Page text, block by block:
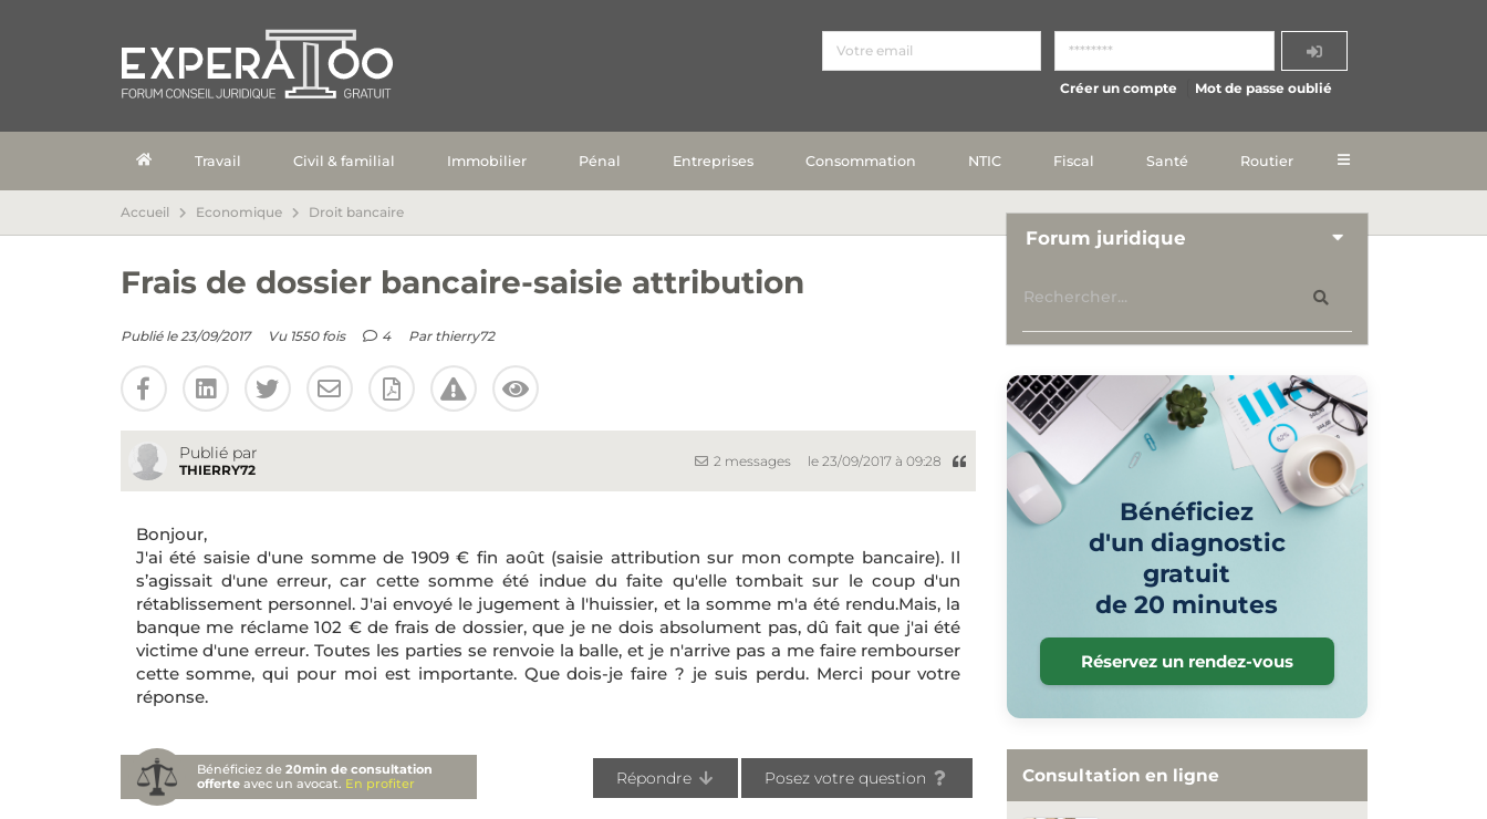
Créer un compte Mot de passe oublié
Travail Civil & familial Immobilier Pénal Entreprises Consommation NTIC Fiscal Santé Routier
Accueil Economique Droit bancaire
Frais de dossier bancaire-saisie attribution
Publié le 23/09/2017 Vu 1550 fois 4 Par thierry72
Publié par
THIERRY72
2 messages le 23/09/2017 à 09:28
Bonjour,
J'ai été saisie d'une somme de 1909 € fin août (saisie attribution sur mon compte bancaire). Il
s’agissait d'une erreur, car cette somme été indue du faite qu'elle tombait sur le coup d'un
rétablissement personnel. J'ai envoyé le jugement à l'huissier, et la somme m'a été rendu.Mais, la
banque me réclame 102 € de frais de dossier, que je ne dois absolument pas, dû fait que j'ai été
victime d'une erreur. Toutes les parties se renvoie la balle, et je n'arrive pas a me faire rembourser
cette somme, qui pour moi est importante. Que dois-je faire ? je suis perdu. Merci pour votre
réponse.
Bénéficiez de20min de consultation
offerte avec un avocat. En profiter Répondre Posez votre question
Forum juridique
Bénéficiez
d'un diagnostic
gratuit
de 20 minutes
Réservez un rendez-vous
Consultation en ligne